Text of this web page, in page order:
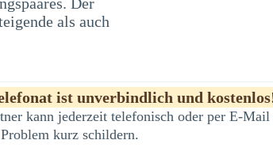
als auch
ist unverbindlich und
kann jederzeit telefonisch oder per E-
kurz schildern.